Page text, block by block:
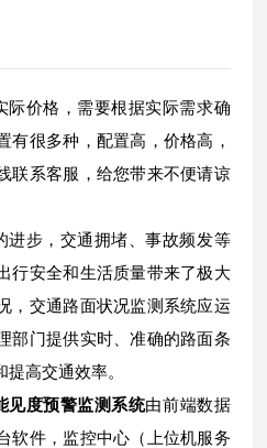
际价格，需要根据实际需求确
有很多种，配置高，价格高，
联系客服，给您带来不便请谅
进步，交通拥堵、事故频发等
行安全和生活质量带来了极大
，交通路面状况监测系统应运
部门提供实时、准确的路面条
高交通效率。
见度预警监测系统由前端数据
软件，监控中心（上位机服务